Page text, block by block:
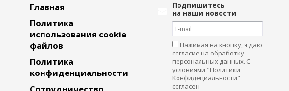
Главная
Политика
использования cookie
файлов
Политика
конфиденциальности
Подпишитесь
на наши новости
Нажимая на кнопку, я даю
согласие на обработку
персональных данных. С
условиями "Политики
Конфидециальности"
согласен.